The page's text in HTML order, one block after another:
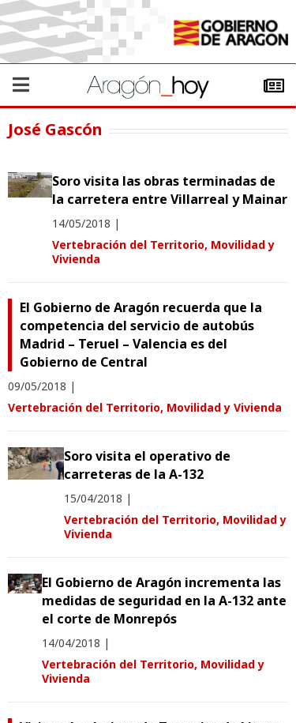
José Gascón
Soro visita las obras terminadas de
la carretera entre Villarreal y Mainar
14/05/2018 |
Vertebración del Territorio, Movilidad y
Vivienda
El Gobierno de Aragón recuerda que la
competencia del servicio de autobús
Madrid – Teruel – Valencia es del
Gobierno de Central
09/05/2018 |
Vertebración del Territorio, Movilidad y Vivienda
Soro visita el operativo de
carreteras de la A-132
15/04/2018 |
Vertebración del Territorio, Movilidad y
Vivienda
El Gobierno de Aragón incrementa las
medidas de seguridad en la A-132 ante
el corte de Monrepós
14/04/2018 |
Vertebración del Territorio, Movilidad y
Vivienda